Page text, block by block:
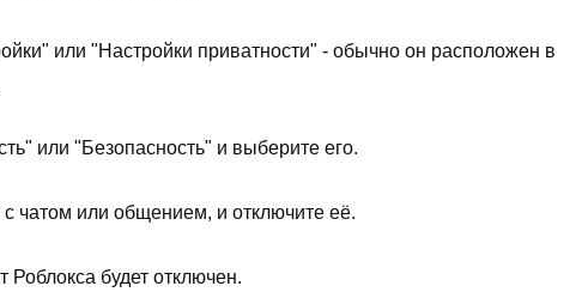
или "Настройки приватности" - обычно он расположен в
или "Безопасность" и выберите его.
чатом или общением, и отключите её.
будет отключен.